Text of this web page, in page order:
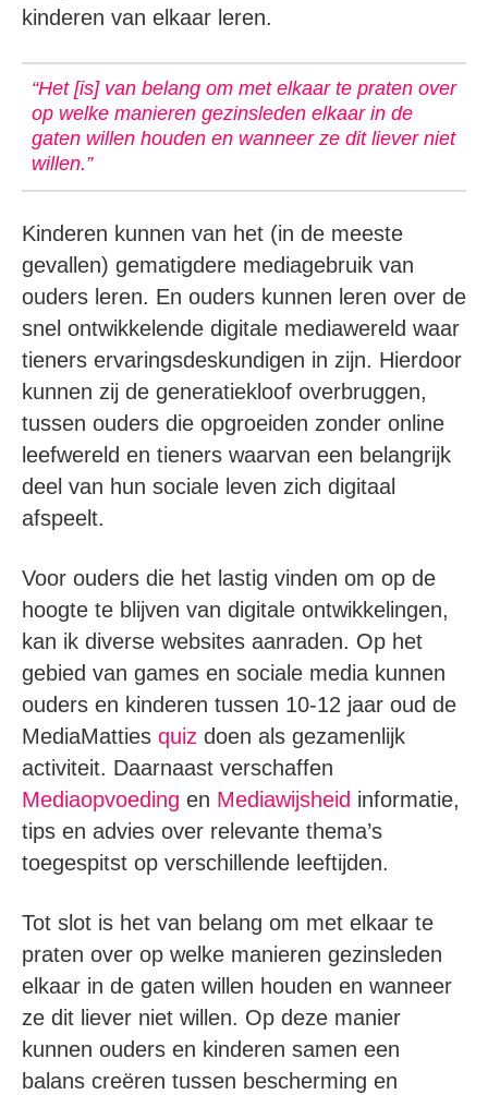
kinderen van elkaar leren.
“Het [is] van belang om met elkaar te praten over
op welke manieren gezinsleden elkaar in de
gaten willen houden en wanneer ze dit liever niet
willen.”
Kinderen kunnen van het (in de meeste
gevallen) gematigdere mediagebruik van
ouders leren. En ouders kunnen leren over de
snel ontwikkelende digitale mediawereld waar
tieners ervaringsdeskundigen in zijn. Hierdoor
kunnen zij de generatiekloof overbruggen,
tussen ouders die opgroeiden zonder online
leefwereld en tieners waarvan een belangrijk
deel van hun sociale leven zich digitaal
afspeelt.
Voor ouders die het lastig vinden om op de
hoogte te blijven van digitale ontwikkelingen,
kan ik diverse websites aanraden. Op het
gebied van games en sociale media kunnen
ouders en kinderen tussen 10-12 jaar oud de
MediaMatties quiz doen als gezamenlijk
activiteit. Daarnaast verschaffen
Mediaopvoeding en Mediawijsheid informatie,
tips en advies over relevante thema’s
toegespitst op verschillende leeftijden.
Tot slot is het van belang om met elkaar te
praten over op welke manieren gezinsleden
elkaar in de gaten willen houden en wanneer
ze dit liever niet willen. Op deze manier
kunnen ouders en kinderen samen een
balans creëren tussen bescherming en